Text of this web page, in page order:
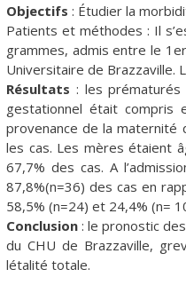
Objectifs : Étudier la
Patients et méthodes : Il
grammes, admis entre le
Universitaire de Brazzaville.
Résultats : les prématurés
gestationnel était compris
provenance de la maternité
les cas. Les mères étaient
67,7% des cas. A
87,8%(n=36) des cas en
58,5% (n=24) et 24,4% (n=
Conclusion : le pronostic
du CHU de Brazzaville,
létalité totale.